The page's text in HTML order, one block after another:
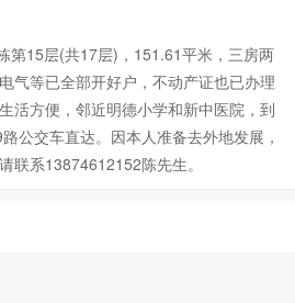
第15层(共17层)，151.61平米，三房两
气等已全部开好户，不动产证也已办理
活方便，邻近明德小学和新中医院，到
公交车直达。因本人准备去外地发展，
联系13874612152陈先生。